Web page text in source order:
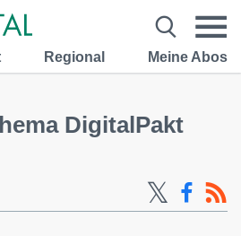
Regional Meine Abos
DigitalPakt